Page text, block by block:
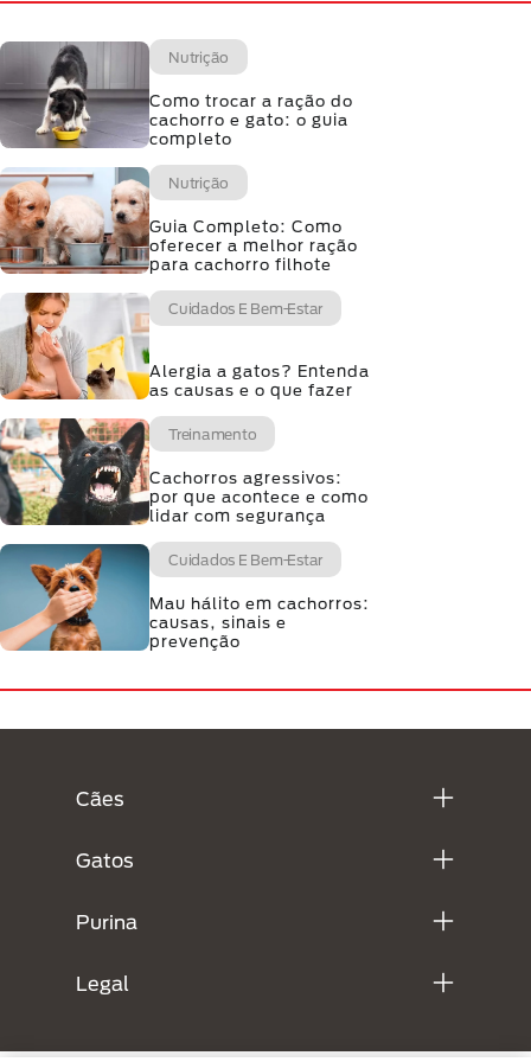
Nutrição
Como trocar a ração do
cachorro e gato: o guia
completo
Nutrição
Guia Completo: Como
oferecer a melhor ração
para cachorro filhote
Cuidados E Bem-Estar
Alergia a gatos? Entenda
as causas e o que fazer
Treinamento
Cachorros agressivos:
por que acontece e como
lidar com segurança
Cuidados E Bem-Estar
Mau hálito em cachorros:
causas, sinais e
prevenção
Cães
Gatos
Purina
Legal